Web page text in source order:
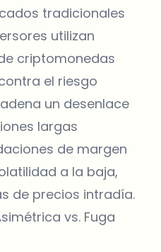
tradicionales
utilizan
criptomonedas
el riesgo
un desenlace
largas
de margen
a la baja,
de precios intradía.
vs. Fuga